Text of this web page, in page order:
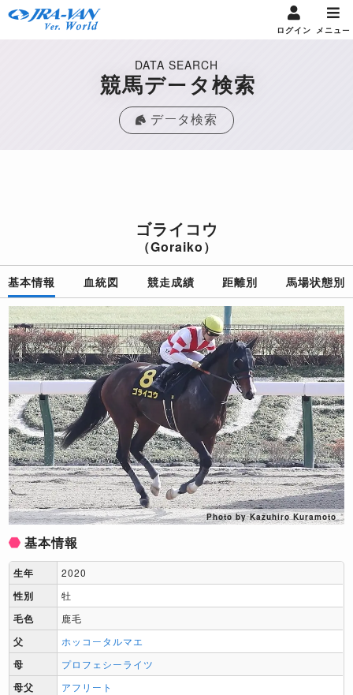
ログイン メニュー
DATA SEARCH
競馬データ検索
データ検索
ゴライコウ
（Goraiko）
基本情報 血統図 競走成績 距離別 馬場状態別
Photo by Kazuhiro Kuramoto
基本情報
生年 2020
性別 牡
毛色 鹿毛
父 ホッコータルマエ
母 プロフェシーライツ
母父 アフリート